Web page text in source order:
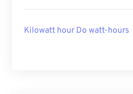
Kilowatt hour Do watt-hours